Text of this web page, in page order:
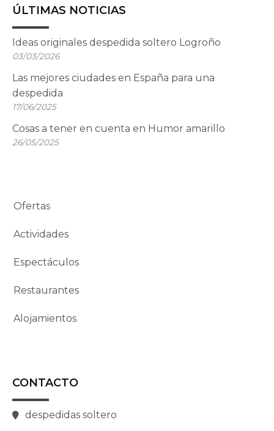
ÚLTIMAS NOTICIAS
Ideas originales despedida soltero Logroño
03/03/2026
Las mejores ciudades en España para una
despedida
17/06/2025
Cosas a tener en cuenta en Humor amarillo
26/05/2025
Ofertas
Actividades
Espectáculos
Restaurantes
Alojamientos
CONTACTO
despedidas soltero